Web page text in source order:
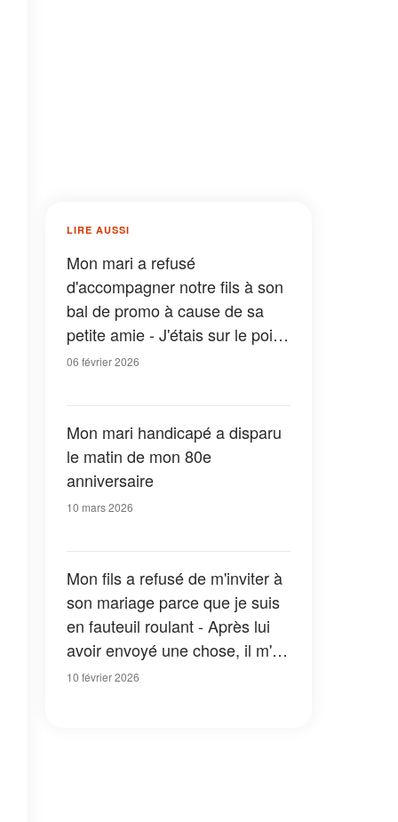
LIRE AUSSI
Mon mari a refusé
d'accompagner notre fils à son
bal de promo à cause de sa
petite amie - J'étais sur le point
de lui crier dessus quand ma
06 février 2026
Mon mari handicapé a disparu
le matin de mon 80e
anniversaire
10 mars 2026
Mon fils a refusé de m'inviter à
son mariage parce que je suis
en fauteuil roulant - Après lui
avoir envoyé une chose, il m'a
supplié de lui pardonner
10 février 2026